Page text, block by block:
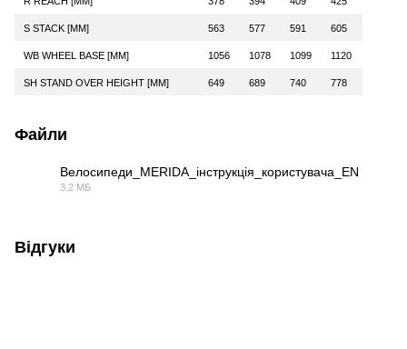
S STACK [MM] 563 577 591 605
WB WHEEL BASE [MM] 1056 1078 1099 1120
SH STAND OVER HEIGHT [MM] 649 689 740 778
Файли
Велосипеди_MERIDA_інструкція_користувача_EN
3.2 МБ
Відгуки